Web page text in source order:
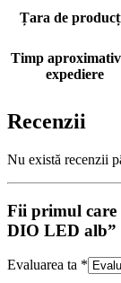
Țara de
Timp
expediere
Recenzii
Nu există recenzii
Fii primul care
DIO LED alb”
Evaluarea ta *